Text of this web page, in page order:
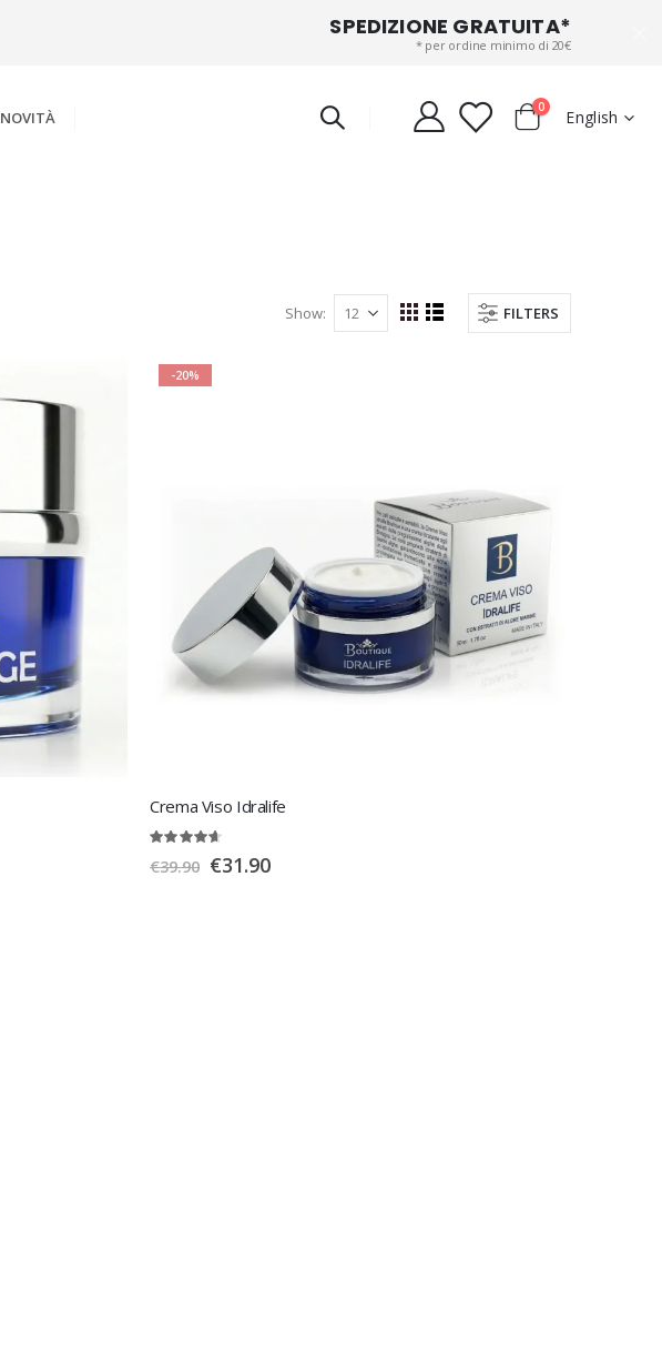
SPEDIZIONE GRATUITA*
* per ordine minimo di 20€
NOVITÀ Cart
0itemsLanguage
English
FILTERS
Show
View
GridList
-20%
Crema Viso Idralife
Rating:
€39.90 Special
Price
€31.90